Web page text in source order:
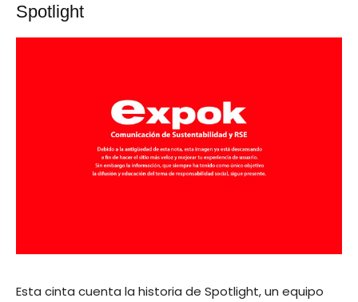
Spotlight
Esta cinta cuenta la historia de Spotlight, un equipo